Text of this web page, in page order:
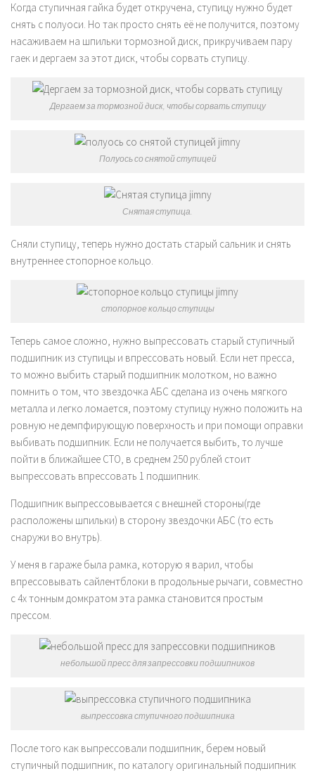
Когда ступичная гайка будет откручена, ступицу нужно будет
снять с полуоси. Но так просто снять её не получится, поэтому
насаживаем на шпильки тормозной диск, прикручиваем пару
гаек и дергаем за этот диск, чтобы сорвать ступицу.
Дергаем за тормозной диск, чтобы сорвать ступицу
Полуось со снятой ступицей
Снятая ступица.
Сняли ступицу, теперь нужно достать старый сальник и снять
внутреннее стопорное кольцо.
стопорное кольцо ступицы
Теперь самое сложно, нужно выпрессовать старый ступичный
подшипник из ступицы и впрессовать новый. Если нет пресса,
то можно выбить старый подшипник молотком, но важно
помнить о том, что звездочка АБС сделана из очень мягкого
металла и легко ломается, поэтому ступицу нужно положить на
ровную не демпфирующую поверхность и при помощи оправки
выбивать подшипник. Если не получается выбить, то лучше
пойти в ближайшее СТО, в среднем 250 рублей стоит
выпрессовать впрессовать 1 подшипник.
Подшипник выпрессовывается с внешней стороны(где
расположены шпильки) в сторону звездочки АБС (то есть
снаружи во внутрь).
У меня в гараже была рамка, которую я варил, чтобы
впрессовывать сайлентблоки в продольные рычаги, совместно
с 4х тонным домкратом эта рамка становится простым
прессом.
небольшой пресс для запрессовки подшипников
выпрессовка ступичного подшипника
После того как выпрессовали подшипник, берем новый
ступичный подшипник, по каталогу оригинальный подшипник